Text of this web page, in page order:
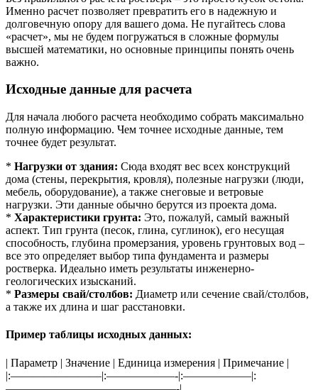
Именно расчет позволяет превратить его в надежную и
долговечную опору для вашего дома. Не пугайтесь слова
«расчет», мы не будем погружаться в сложные формулы
высшей математики, но основные принципы понять очень
важно.
Исходные данные для расчета
Для начала любого расчета необходимо собрать максимально
полную информацию. Чем точнее исходные данные, тем
точнее будет результат.
* Нагрузки от здания: Сюда входят вес всех конструкций
дома (стены, перекрытия, кровля), полезные нагрузки (люди,
мебель, оборудование), а также снеговые и ветровые
нагрузки. Эти данные обычно берутся из проекта дома.
* Характеристики грунта: Это, пожалуй, самый важный
аспект. Тип грунта (песок, глина, суглинок), его несущая
способность, глубина промерзания, уровень грунтовых вод –
все это определяет выбор типа фундамента и размеры
ростверка. Идеально иметь результаты инженерно-
геологических изысканий.
* Размеры свай/столбов: Диаметр или сечение свай/столбов,
а также их длина и шаг расстановки.
Пример таблицы исходных данных:
| Параметр | Значение | Единица измерения | Примечание |
|:————————|:——————-|:——————|: